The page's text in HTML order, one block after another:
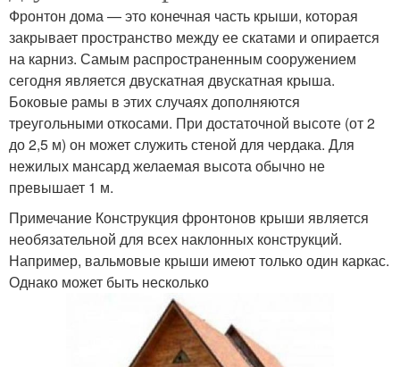
Фронтон дома — это конечная часть крыши, которая
закрывает пространство между ее скатами и опирается
на карниз. Самым распространенным сооружением
сегодня является двускатная двускатная крыша.
Боковые рамы в этих случаях дополняются
треугольными откосами. При достаточной высоте (от 2
до 2,5 м) он может служить стеной для чердака. Для
нежилых мансард желаемая высота обычно не
превышает 1 м.
Примечание Конструкция фронтонов крыши является
необязательной для всех наклонных конструкций.
Например, вальмовые крыши имеют только один каркас.
Однако может быть несколько